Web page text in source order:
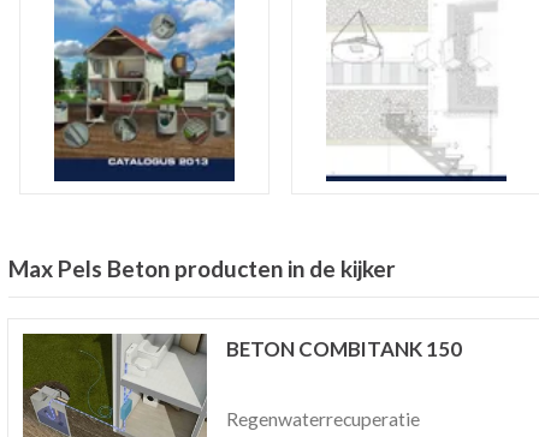
Max Pels Beton producten in de kijker
BETON COMBITANK 150
Regenwaterrecuperatie